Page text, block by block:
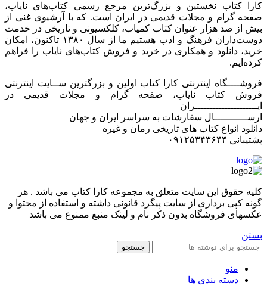
کارا کتاب نخستین و بزرگ‌ترین مرجع رسمی کتاب‌های نایاب،
صفحه گرام و مجلات قدیمی در ایران است. که با آرشیوی غنی از
بیش از صد هزار عنوان کتاب کمیاب، کلکسیونی و تاریخی در خدمت
دوست‌داران فرهنگ و ادب هستیم ما از سال ۱۳۸۰ تاکنون، امکان
خرید، دانلود و همکاری در خرید و فروش کتاب‌های نایاب را فراهم
کرده‌ایم.
فروشــــگاه اینترنتی کارا کتاب اولین و بزرگترین ســایت اینترنتی
فروش کتاب نایاب، صفحه گرام و مجلات قدیمی در
ایـــــــــــــــــــــران
ارســـــــــــال سفارشات به سراسر ایران و جهان
دانلود انواع کتاب های تاریخی رمان و غیره
پشتیبانی ۰۹۱۲۵۳۴۳۶۴۴
کليه حقوق اين سايت متعلق به مجموعه کارا کتاب می باشد . هر
گونه کپی برداری از سایت پیگرد قانونی داشته و استفاده از محتوا و
عکسهای فروشگاه بدون ذکر نام و لینک منبع ممنوع می باشد
بستن
جستجو
منو
دسته بندی ها